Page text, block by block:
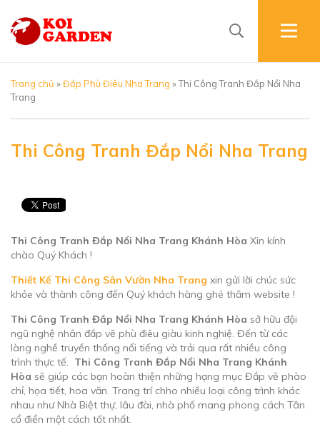
Trang chủ »Đắp Phù Điêu Nha Trang »Thi Công Tranh Đắp Nổi Nha
Trang
Thi Công Tranh Đắp Nổi Nha Trang
Thi Công Tranh Đắp Nổi Nha Trang Khánh Hòa Xin kính
chào Quý Khách !
Thiết Kế Thi Công Sân Vườn Nha Trang xin gửi lời chúc sức
khỏe và thành công đến Quý khách hàng ghé thăm website !
Thi Công Tranh Đắp Nổi Nha Trang Khánh Hòa sở hữu đội
ngũ nghệ nhân đắp vẽ phù điêu giàu kinh nghiệ. Đến từ các
làng nghề truyền thống nổi tiếng và trải qua rất nhiều công
trình thực tế. Thi Công Tranh Đắp Nổi Nha Trang Khánh
Hòa sẽ giúp các bạn hoàn thiện những hạng mục Đắp vẽ phào
chỉ, họa tiết, hoa văn. Trang trí chho nhiều loại công trình khác
nhau như Nhà Biệt thự, lâu đài, nhà phố mang phong cách Tân
cổ điển một cách tốt nhất.